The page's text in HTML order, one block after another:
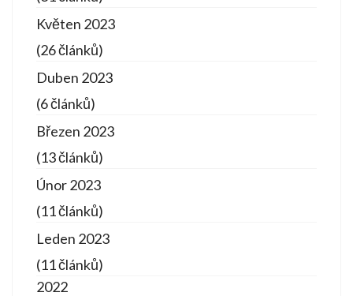
Květen 2023
(26 článků)
Duben 2023
(6 článků)
Březen 2023
(13 článků)
Únor 2023
(11 článků)
Leden 2023
(11 článků)
2022